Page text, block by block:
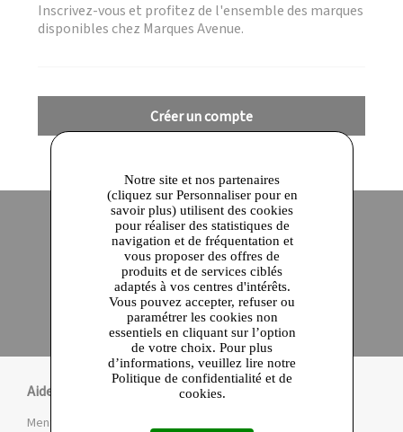
Inscrivez-vous et profitez de l'ensemble des marques
disponibles chez Marques Avenue.
Créer un compte
Site officiel Paiement en ligne sécurisé
Click and collect
en 24 heures
Qualité garantie
Aide
Mentions légales et CGU
Notre site et nos partenaires
(cliquez sur Personnaliser pour en
savoir plus) utilisent des cookies
pour réaliser des statistiques de
navigation et de fréquentation et
vous proposer des offres de
produits et de services ciblés
adaptés à vos centres d'intérêts.
Vous pouvez accepter, refuser ou
paramétrer les cookies non
essentiels en cliquant sur l’option
de votre choix. Pour plus
d’informations, veuillez lire notre
Politique de confidentialité et de
cookies.